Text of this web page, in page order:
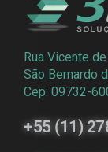
Rua Vicente
São Bernardo
Cep: 09732-
+55 (11)